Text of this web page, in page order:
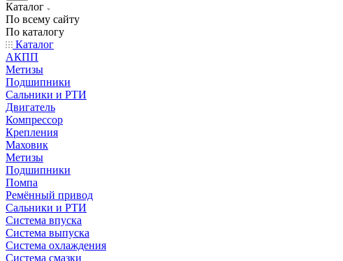
Каталог
По всему сайту
По каталогу
Каталог
АКПП
Метизы
Подшипники
Сальники и РТИ
Двигатель
Компрессор
Крепления
Маховик
Метизы
Подшипники
Помпа
Ремённый привод
Сальники и РТИ
Система впуска
Система выпуска
Система охлаждения
Система смазки